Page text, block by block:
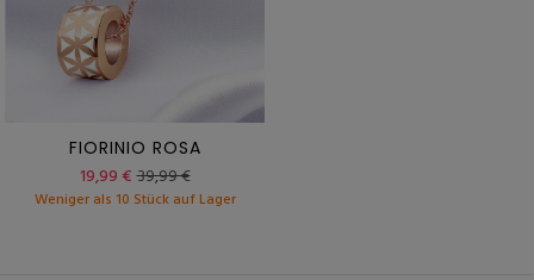
FIORINIO ROSA
19,99 €39,99 €
Weniger als 10 Stück auf Lager